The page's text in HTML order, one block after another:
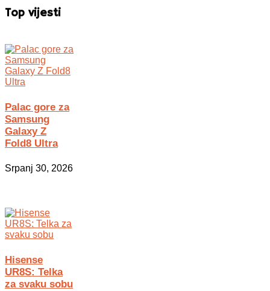
Top vijesti
Palac gore za
Samsung
Galaxy Z
Fold8 Ultra
Srpanj 30, 2026
Hisense
UR8S: Telka
za svaku sobu